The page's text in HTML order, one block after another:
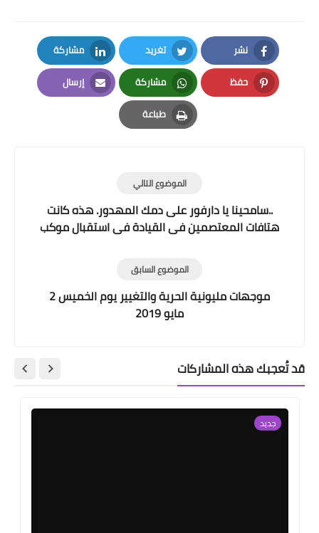
نشر
Facebook
تغريد
Twitter
مشاركة
LinkedIn
حفظ
Pinterest
مشاركة
Whatsapp
إرسال
Email
طباعة
Print
الموضوع التالي
..سامحينا يا دارفور على دمك المهدور. هذه كانت
هتافات المعتصمين فى القيادة فى استقبال موكب
الموضوع السابق
موجهات مليونية الحرية والتغيير يوم الخميس 2
مايو 2019
قد تُعجبك هذه المشاركات
جديد